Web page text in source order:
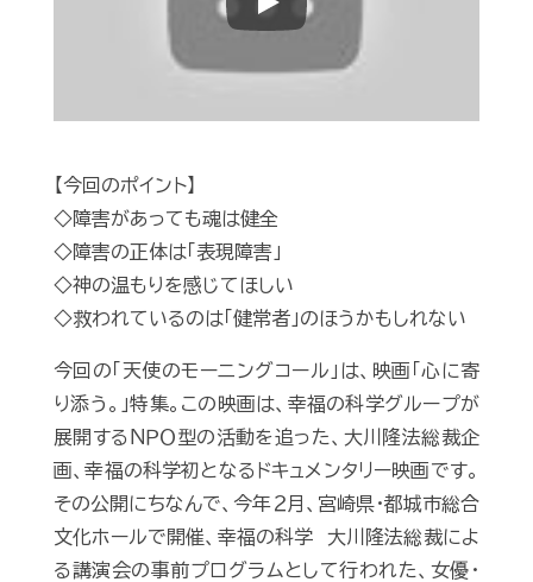
Play
【今回のポイント】
◇障害があっても魂は健全
◇障害の正体は「表現障害」
◇神の温もりを感じてほしい
◇救われているのは「健常者」のほうかもしれない
今回の「天使のモーニングコール」は、映画「心に寄
り添う。」特集。この映画は、幸福の科学グループが
展開するＮＰＯ型の活動を追った、大川隆法総裁企
画、幸福の科学初となるドキュメンタリー映画です。
その公開にちなんで、今年２月、宮崎県・都城市総合
文化ホールで開催、幸福の科学 大川隆法総裁によ
る講演会の事前プログラムとして行われた、女優・